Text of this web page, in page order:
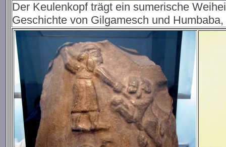
Der Keulenkopf trägt ein sumerische
Geschichte von Gilgamesch und